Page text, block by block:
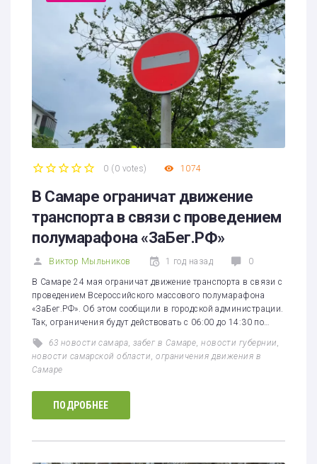
0 ( 0 votes) 1074
В Самаре ограничат движение
транспорта в связи с проведением
полумарафона «ЗаБег.РФ»
Виктор Мыльников 1 год назад 0
В Самаре 24 мая ограничат движение транспорта в связи с
проведением Всероссийского массового полумарафона
«ЗаБег.РФ». Об этом сообщили в городской администрации.
Так, ограничения будут действовать с 06:00 до 14:30 по…
63 новости самара,забег в Самаре,новости губернии,
новости самарской области,ограничения движения в
Самаре
ПОДРОБНЕЕ